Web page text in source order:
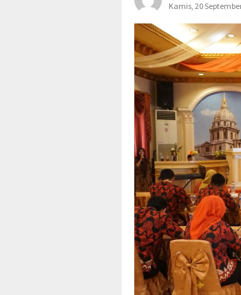
Kamis, 20